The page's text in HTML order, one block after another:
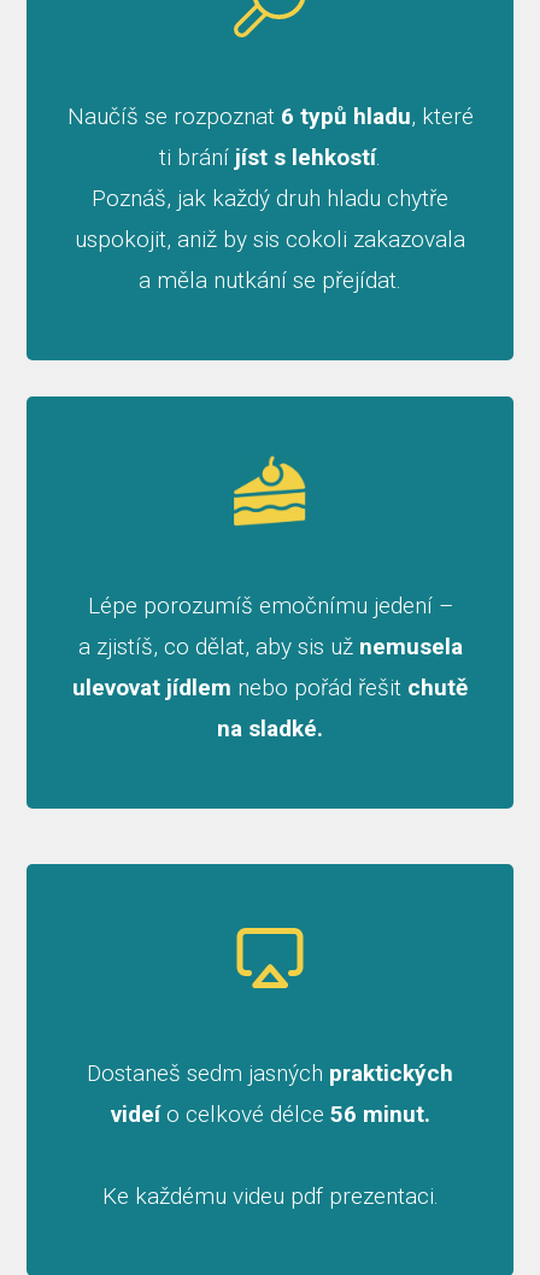
Naučíš se rozpoznat 6 typů hladu, které
ti brání jíst s lehkostí.
Poznáš, jak každý druh hladu chytře
uspokojit, aniž by sis cokoli zakazovala
a měla nutkání se přejídat.
Lépe porozumíš emočnímu jedení –
a zjistíš, co dělat, aby sis už nemusela
ulevovat jídlem nebo pořád řešit chutě
na sladké.
Dostaneš sedm jasných praktických
videío celkové délce 56 minut.
Ke každému videu pdf prezentaci.